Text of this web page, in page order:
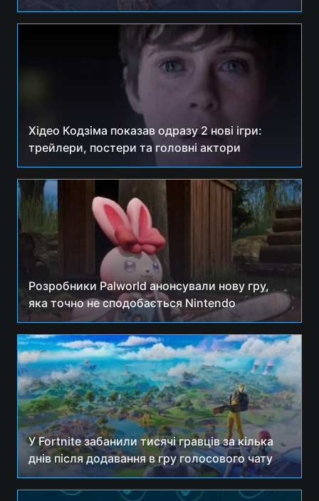
Хідео Кодзіма показав одразу 2 нові ігри:
трейлери, постери та головні актори
Розробники Palworld анонсували нову гру,
яка точно не сподобається Nintendo
У Fortnite забанили тисячі гравців за кілька
днів після додавання в гру голосового чату